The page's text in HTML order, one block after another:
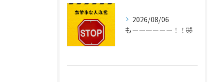
2026/08/06
もーーーーーー！！🤣